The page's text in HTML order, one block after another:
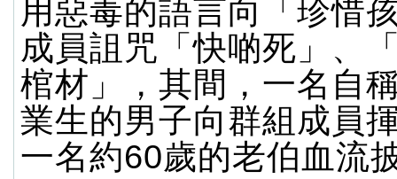
用惡毒的語言向「珍惜
成員詛咒「快啲死」、
棺材」，其間，一名自
業生的男子向群組成員
一名約60歲的老伯血流